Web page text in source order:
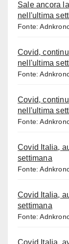
Sale ancora
nell'ultima
Fonte:
Covid,
nell'ultima
Fonte:
Covid,
nell'ultima
Fonte:
Covid Italia,
settimana
Fonte:
Covid Italia,
settimana
Fonte: